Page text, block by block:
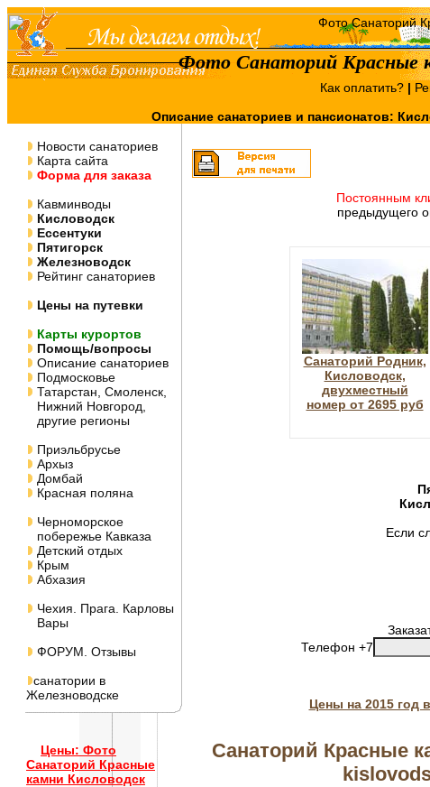
Фото Санаторий Красные
Как оплатить? |
Описание санаториев и пансионатов:
Новости санаториев
Карта сайта
Форма для заказа
Кавминводы
Кисловодск
Ессентуки
Пятигорск
Железноводск
Рейтинг санаториев
Цены на путевки
Карты курортов
Помощь/вопросы
Описание санаториев
Подмосковье
Татарстан, Смоленск,
Нижний Новгород,
другие регионы
Приэльбрусье
Архыз
Домбай
Красная поляна
Черноморское
побережье Кавказа
Детский отдых
Крым
Абхазия
Чехия. Прага. Карловы
Вары
ФОРУМ. Отзывы
санатории в
Железноводске
Цены: Фото
Санаторий Красные
камни Кисловодск
Постоянным
предыдущего
Санаторий Родник,
Кисловодск,
двухместный
номер от 2695 руб
Если
Телефон +7
Цены на 2015 год
Санаторий Красные